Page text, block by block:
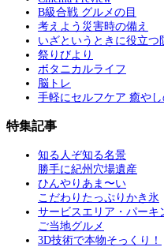
B級合戦 グルメの目
考えよう災害時の備え
いざというときに役立つ
祭りびより
ボタニカルライフ
脳トレ
手軽にセルフケア 癒や
特集記事
知る人ぞ知る名景
勝手に紀州穴場遺産
ひんやりあま〜い
こだわりたっぷりかき氷
サービスエリア・パーキ
ご当地グルメ
3D技術で本物そっくり！